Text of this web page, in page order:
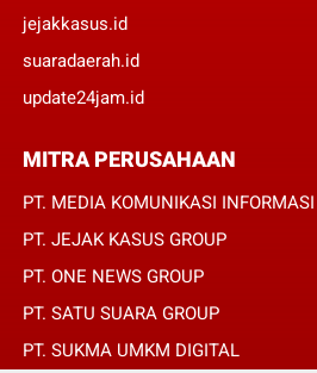
jejakkasus.id
suaradaerah.id
update24jam.id
MITRA PERUSAHAAN
PT. MEDIA KOMUNIKASI INFORMASI
PT. JEJAK KASUS GROUP
PT. ONE NEWS GROUP
PT. SATU SUARA GROUP
PT. SUKMA UMKM DIGITAL